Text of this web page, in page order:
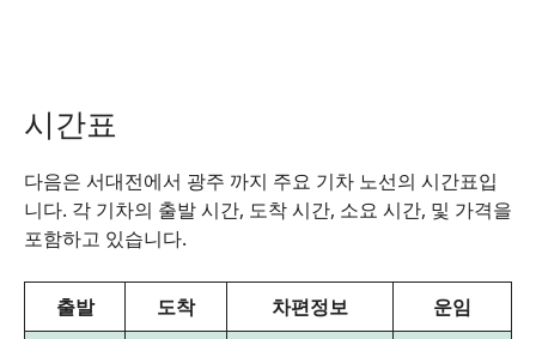
시간표
다음은 서대전에서 광주 까지 주요 기차 노선의 시간표입
니다. 각 기차의 출발 시간, 도착 시간, 소요 시간, 및 가격을
포함하고 있습니다.
출발 도착 차편정보
운임